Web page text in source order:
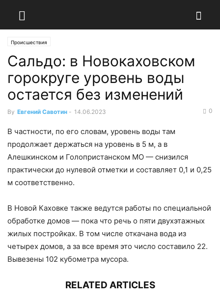
Происшествия
Сальдо: в Новокаховском
горокруге уровень воды
остается без изменений
By Евгений Савотин - 14.06.2023 0
В частности, по его словам, уровень воды там
продолжает держаться на уровень в 5 м, а в
Алешкинском и Голопристанском МО — снизился
практически до нулевой отметки и составляет 0,1 и 0,25
м соответственно.
В Новой Каховке также ведутся работы по специальной
обработке домов — пока что речь о пяти двухэтажных
жилых постройках. В том числе откачана вода из
четырех домов, а за все время это число составило 22.
Вывезены 102 кубометра мусора.
RELATED ARTICLES